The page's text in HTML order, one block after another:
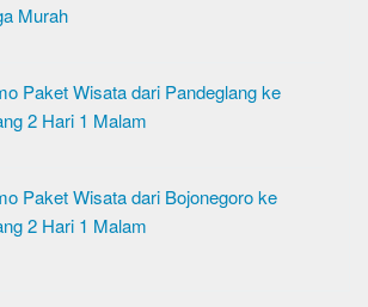
Murah
Paket Wisata dari Pandeglang ke
2 Hari 1 Malam
Paket Wisata dari Bojonegoro ke
2 Hari 1 Malam